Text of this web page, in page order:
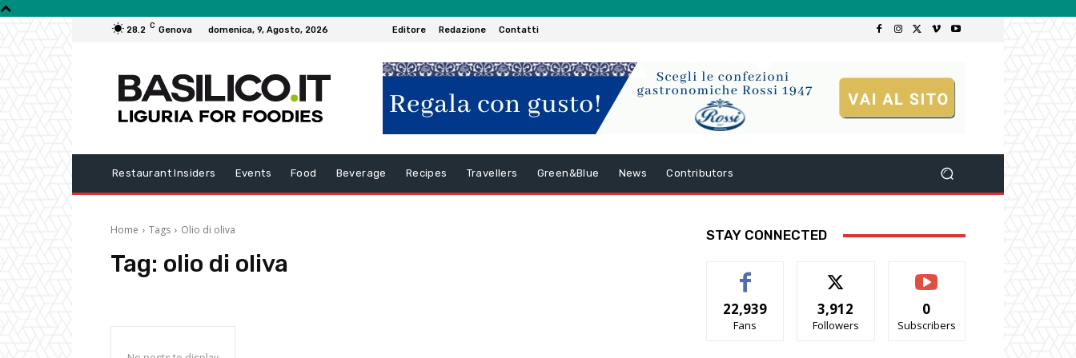
28.2 C Genova domenica, 9, Agosto, 2026 Editore Redazione Contatti
Restaurant Insiders Events Food Beverage Recipes Travellers Green&Blue News Contributors
Home Tags Olio di oliva
Tag: olio di oliva
STAY CONNECTED
22,939
Fans
3,912
Followers
0
Subscribers